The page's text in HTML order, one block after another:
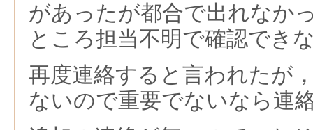
があったが都合で出れなか
ところ担当不明で確認でき
再度連絡すると言われたが
ないので重要でないなら連